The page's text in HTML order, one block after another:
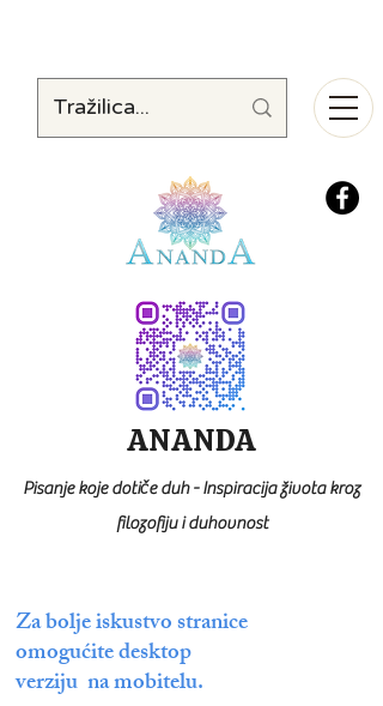
Za bolje iskustvo stranice
omogućite desktop
verziju na mobitelu.
ANANDA
Pisanje koje dotiče duh - Inspiracija života kroz
filozofiju i duhovnost